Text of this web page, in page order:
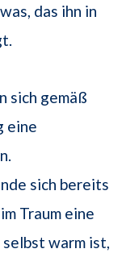
das ihn in
sich gemäß
eine
sich bereits
Traum eine
warm ist,